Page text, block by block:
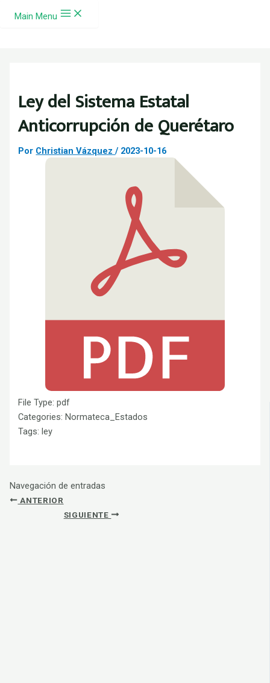
Ir al contenido
Main Menu
Ley del Sistema Estatal
Anticorrupción de Querétaro
Por Christian Vázquez/ 2023-10-16
File Type:pdf
Categories:Normateca_Estados
Tags:ley
Navegación de entradas
ANTERIOR
SIGUIENTE